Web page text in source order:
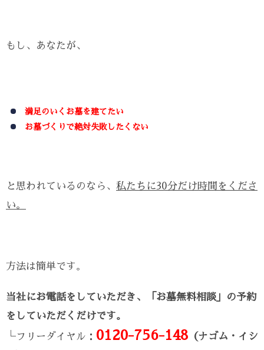
もし、あなたが、
満足のいくお墓を建てたい
お墓づくりで絶対失敗したくない
と思われているのなら、 私たちに30分だけ時間をくださ
い。
方法は簡単です。
当社にお電話をしていただき、「お墓無料相談」の予約
をしていただくだけです。
└フリーダイヤル： 0120-756-148 （ナゴム・イシ